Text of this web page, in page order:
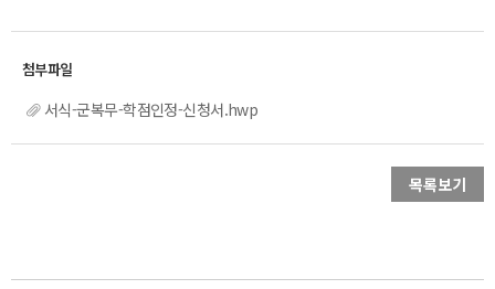
서식-군복무-학점인정-신청서.hwp
목록보기